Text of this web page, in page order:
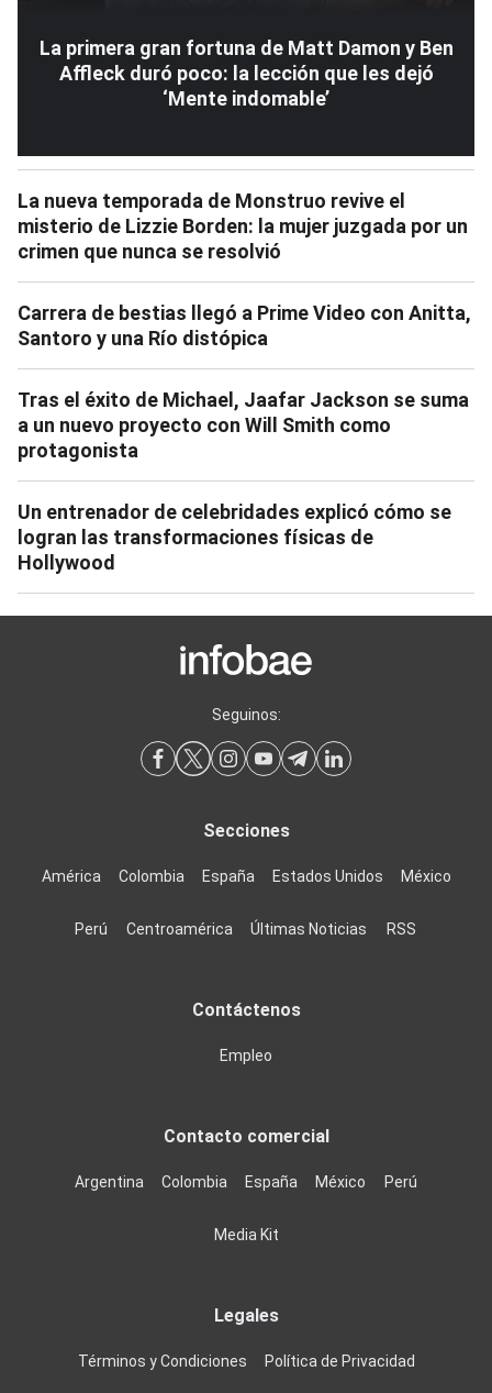
La primera gran fortuna de Matt Damon y Ben
Affleck duró poco: la lección que les dejó
‘Mente indomable’
La nueva temporada de Monstruo revive el
misterio de Lizzie Borden: la mujer juzgada por un
crimen que nunca se resolvió
Carrera de bestias llegó a Prime Video con Anitta,
Santoro y una Río distópica
Tras el éxito de Michael, Jaafar Jackson se suma
a un nuevo proyecto con Will Smith como
protagonista
Un entrenador de celebridades explicó cómo se
logran las transformaciones físicas de
Hollywood
Seguinos:
Secciones
América Colombia España Estados Unidos México
Perú Centroamérica Últimas Noticias RSS
Contáctenos
Empleo
Contacto comercial
Argentina Colombia España México Perú
Media Kit
Legales
Términos y Condiciones Política de Privacidad